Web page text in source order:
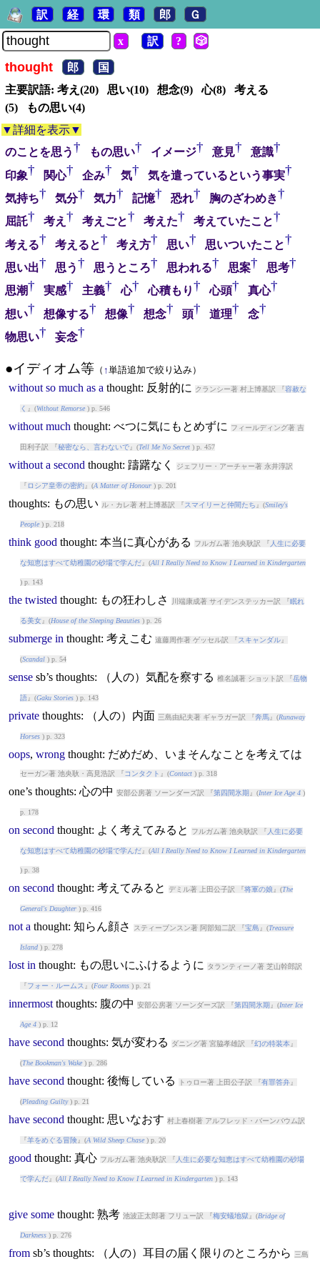
訳 経 環 類 郎 Ｇ
x 訳 ? 🎲
thought 郎
国
主要訳語: 考え(20) 思い(10) 想念(9) 心(8) 考える
(5) もの思い(4)
▼詳細を表示▼
のことを思う† もの思い† イメージ† 意見† 意識†
印象† 関心† 企み† 気† 気を遣っているという事実†
気持ち† 気分† 気力† 記憶† 恐れ† 胸のざわめき†
屈託† 考え † 考えごと† 考えた† 考えていたこと†
考える† 考えると† 考え方† 思い† 思いついたこと†
思い出† 思う† 思うところ† 思われる† 思案† 思考†
思潮† 実感† 主義† 心† 心積もり† 心頭† 真心†
想い† 想像する† 想像† 想念† 頭† 道理† 念†
物思い† 妄念†
●イディオム等（ ↑単語追加で絞り込み）
without so much as a thought: 反射的に クランシー著 村上博基訳 『容赦な
く 』(Without Remorse) p. 546
without much thought: べつに気にもとめずに フィールディング著 吉
田利子訳 『秘密なら、言わないで』(Tell Me No Secret) p. 457
without a second thought: 躊躇なく ジェフリー・アーチャー著 永井淳訳
『 ロシア皇帝の密約』(A Matter of Honour) p. 201
thoughts: もの思い ル・カレ著 村上博基訳 『スマイリーと仲間たち 』(Smiley's
People) p. 218
think good thought: 本当に真心がある フルガム著 池央耿訳 『 人生に必要
な知恵はすべて幼稚園の砂場で学んだ』(All I Really Need to Know I Learned in Kindergarten
) p. 143
the twisted thought: もの狂わしさ 川端康成著 サイデンステッカー訳 『眠れ
る美女』(House of the Sleeping Beauties) p. 26
submerge in thought: 考えこむ 遠藤周作著 ゲッセル訳 『スキャンダル』
(Scandal) p. 54
sensesb’s thoughts: （人の）気配を察する 椎名誠著 ショット訳 『岳物
語』(Gaku Stories) p. 143
private thoughts: （人の）内面 三島由紀夫著 ギャラガー訳 『奔馬』(Runaway
Horses) p. 323
oops, wrong thought: だめだめ、いまそんなことを考えては
セーガン著 池央耿・高見浩訳 『コンタクト 』(Contact) p. 318
one’s thoughts: 心の中 安部公房著 ソーンダーズ訳 『第四間氷期 』(Inter Ice Age 4)
p. 178
on second thought: よく考えてみると フルガム著 池央耿訳 『 人生に必要
な知恵はすべて幼稚園の砂場で学んだ』(All I Really Need to Know I Learned in Kindergarten
) p. 38
on second thought: 考えてみると デミル著 上田公子訳 『将軍の娘 』(The
General's Daughter) p. 416
not a thought: 知らん顔さ スティーブンスン著 阿部知二訳 『宝島 』(Treasure
Island) p. 278
lost in thought: もの思いにふけるように タランティーノ著 芝山幹郎訳
『フォー・ルームス 』(Four Rooms) p. 21
innermost thoughts: 腹の中 安部公房著 ソーンダーズ訳 『第四間氷期 』(Inter Ice
Age 4) p. 12
have second thoughts: 気が変わる ダニング著 宮脇孝雄訳 『幻の特装本』
(The Bookman's Wake) p. 286
have second thought: 後悔している トゥロー著 上田公子訳 『有罪答弁』
(Pleading Guilty) p. 21
have second thought: 思いなおす 村上春樹著 アルフレッド・バーンバウム訳
『羊をめぐる冒険』(A Wild Sheep Chase) p. 20
good thought: 真心 フルガム著 池央耿訳 『 人生に必要な知恵はすべて幼稚園の砂場
で学んだ』(All I Really Need to Know I Learned in Kindergarten) p. 143
give some thought: 熟考 池波正太郎著 フリュー訳 『梅安蟻地獄 』(Bridge of
Darkness) p. 276
fromsb’s thoughts: （人の）耳目の届く限りのところから 三島